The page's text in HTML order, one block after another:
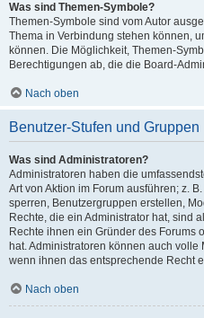
Was sind Themen-Symbole?
Themen-Symbole sind vom Autor
Thema in Verbindung stehen können,
können. Die Möglichkeit, Themen-
Berechtigungen ab, die die Board-
Nach oben
Benutzer-Stufen und Gruppen
Was sind Administratoren?
Administratoren haben die
Art von Aktion im Forum ausführen; z.
sperren, Benutzergruppen erstellen,
Rechte, die ein Administrator hat, sind
Rechte ihnen ein Gründer des Forums
hat. Administratoren können auch
wenn ihnen das entsprechende Recht
Nach oben